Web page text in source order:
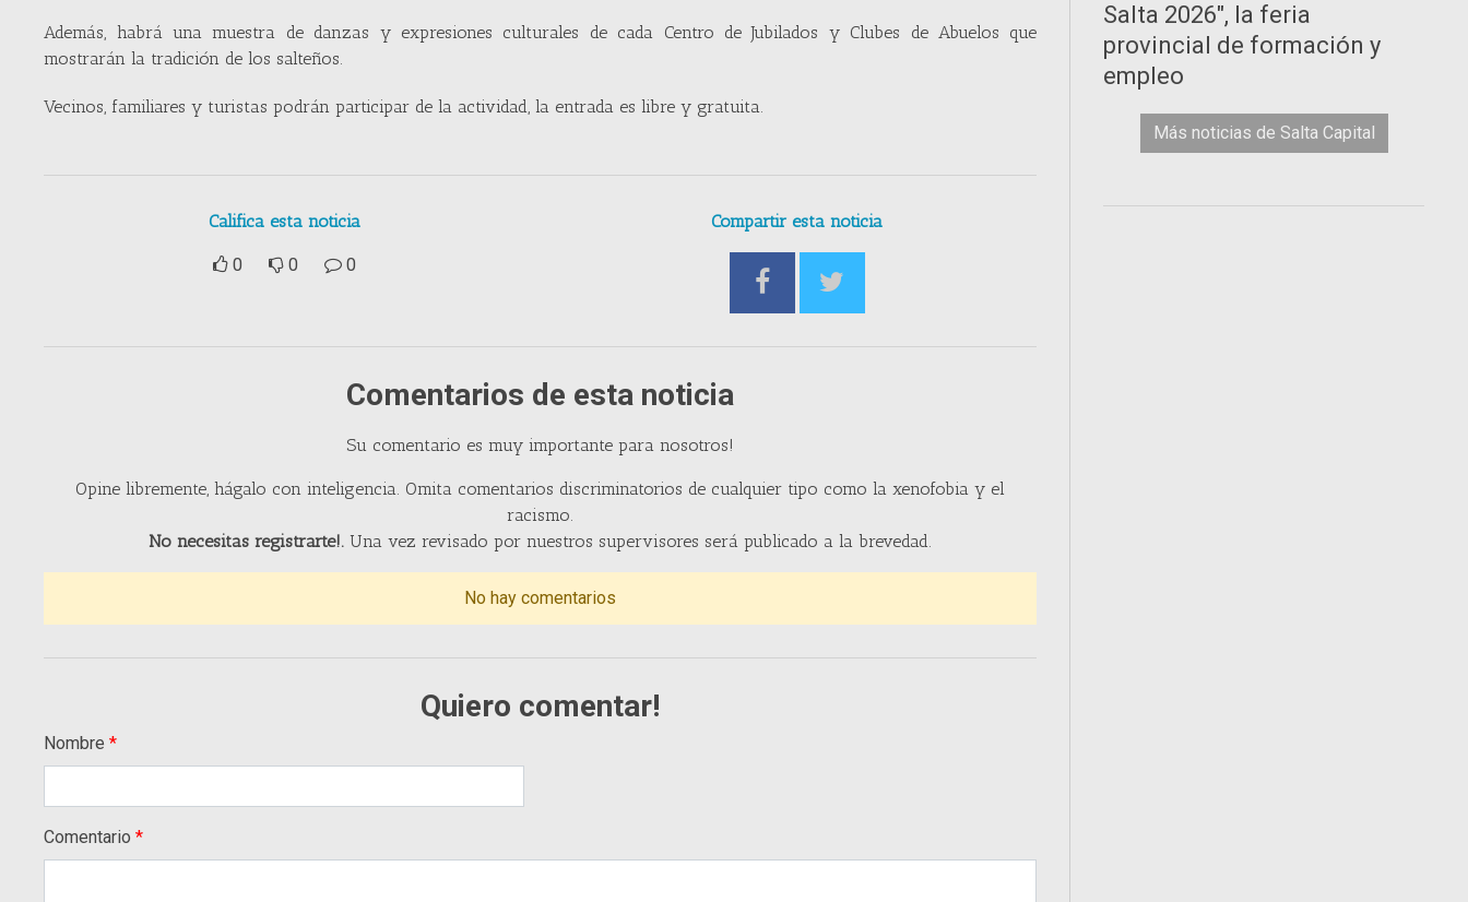
Además, habrá una muestra de danzas y expresiones culturales de cada Centro de Jubilados y Clubes de Abuelos que
mostrarán la tradición de los salteños.
Vecinos, familiares y turistas podrán participar de la actividad, la entrada es libre y gratuita.
Califica esta noticia
0 0 0
Compartir esta noticia
Comentarios de esta noticia
Su comentario es muy importante para nosotros!
Opine libremente, hágalo con inteligencia. Omita comentarios discriminatorios de cualquier tipo como la xenofobia y el
racismo.
No necesitas registrarte!. Una vez revisado por nuestros supervisores será publicado a la brevedad.
No hay comentarios
Quiero comentar!
Nombre
Comentario
Salta 2026", la feria
provincial de formación y
empleo
Más noticias de Salta Capital